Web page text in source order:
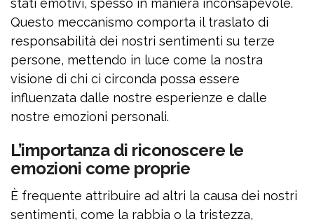
stati emotivi, spesso in maniera inconsapevole.
Questo meccanismo comporta il traslato di
responsabilità dei nostri sentimenti su terze
persone, mettendo in luce come la nostra
visione di chi ci circonda possa essere
influenzata dalle nostre esperienze e dalle
nostre emozioni personali.
L’importanza di riconoscere le
emozioni come proprie
È frequente attribuire ad altri la causa dei nostri
sentimenti, come la rabbia o la tristezza,